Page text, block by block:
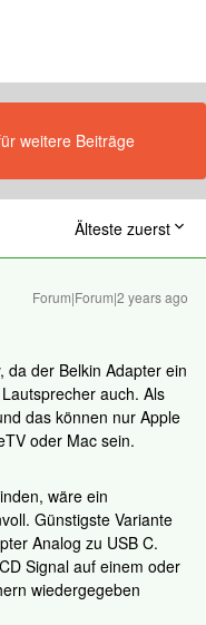
weitere Beiträge
Älteste zuerst
Forum|Forum|2 years ago
da der Belkin Adapter ein
auch. Als
das können nur Apple
oder Mac sein.
wäre ein
Günstigste Variante
Analog zu USB C.
Signal auf einem oder
wiedergegeben